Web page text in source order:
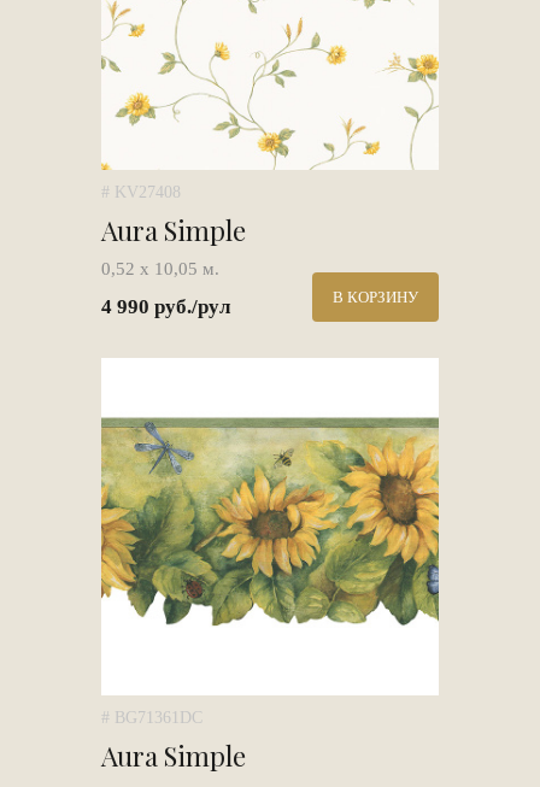
# KV27408
Aura Simple
0,52 х 10,05 м.
4 990 руб./рул В КОРЗИНУ
# BG71361DC
Aura Simple